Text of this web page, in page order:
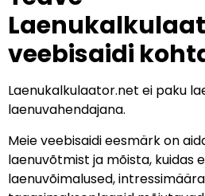
veebisaidi
Laenukalkulaator.net ei paku
laenuvahendajana.
Meie veebisaidi eesmärk on
laenuvõtmist ja mõista, kuidas
laenuvõimalused,